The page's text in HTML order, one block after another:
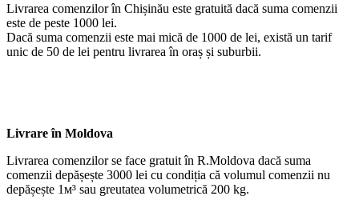
Livrarea comenzilor în Chișinău este gratuită dacă suma comenzii
este de peste 1000 lei.
Dacă suma comenzii este mai mică de 1000 de lei, există un tarif
unic de 50 de lei pentru livrarea în oraș și suburbii.
Livrare în Moldova
Livrarea comenzilor se face gratuit în R.Moldova dacă suma
comenzii depășește 3000 lei cu condiția că volumul comenzii nu
depășește 1м³ sau greutatea volumetrică 200 kg.